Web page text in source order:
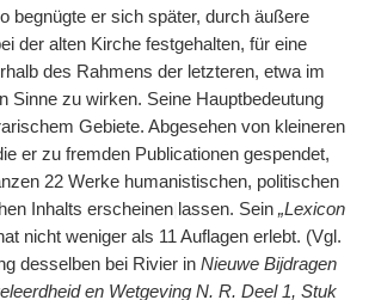
begnügte er sich später, durch äußere
der alten Kirche festgehalten, für eine
des Rahmens der letzteren, etwa im
Sinne zu wirken. Seine Hauptbedeutung
Gebiete. Abgesehen von kleineren
er zu fremden Publicationen gespendet,
22 Werke humanistischen, politischen
Inhalts erscheinen lassen. Sein „Lexicon
nicht weniger als 11 Auflagen erlebt. (Vgl.
desselben bei Rivier in Nieuwe Bijdragen
en Wetgeving N. R. Deel 1, Stuk